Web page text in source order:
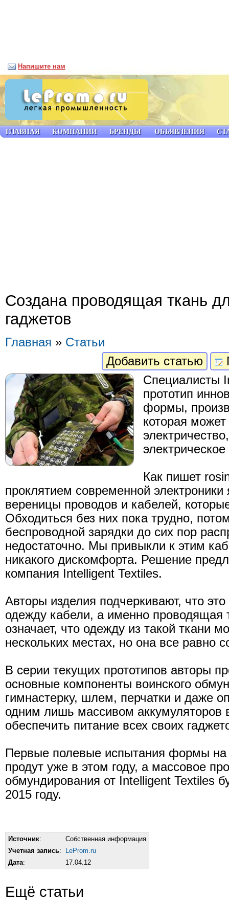
Создана проводящая ткань
гаджетов
Главная » Статьи
Добавить статью
Специалисты
прототип
формы,
которая
Как пишет
проклятием современной
вереницы проводов и кабелей,
Обходиться без них пока трудно,
беспроводной зарядки до сих пор
недостаточно. Мы привыкли к этим
никакого дискомфорта. Решение
компания Intelligent Textiles.
Авторы изделия подчеркивают, что
одежду кабели, а именно проводящая
означает, что одежду из такой ткани
нескольких местах, но она все равно
В серии текущих прототипов авторы
основные компоненты воинского
гимнастерку, шлем, перчатки и даже
одним лишь массивом
обеспечить питание всех своих
Первые полевые испытания формы на
продут уже в этом году, а массовое
обмундирования от Intelligent Textiles
2015 году.
Источник:
Собственная информация
Учетная запись:
LeProm.ru
Дата: 17.04.12
Ещё статьи
ГЛАВНАЯ КОМПАНИИ БРЕНДЫ ОБЪЯВЛЕНИЯ
Напишите нам